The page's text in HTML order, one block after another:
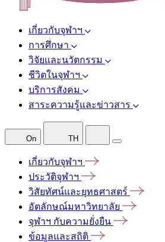
เกี่ยวกับจุฬาฯ
การศึกษา
วิจัยและนวัตกรรม
ชีวิตในจุฬาฯ
บริการสังคม
สาระความรู้และข่าวสาร
On TH
เกี่ยวกับจุฬาฯ
ประวัติจุฬาฯ
วิสัยทัศน์และยุทธศาสตร์
อัตลักษณ์มหาวิทยาลัย
จุฬาฯ กับความยั่งยืน
ข้อมูลและสถิติ